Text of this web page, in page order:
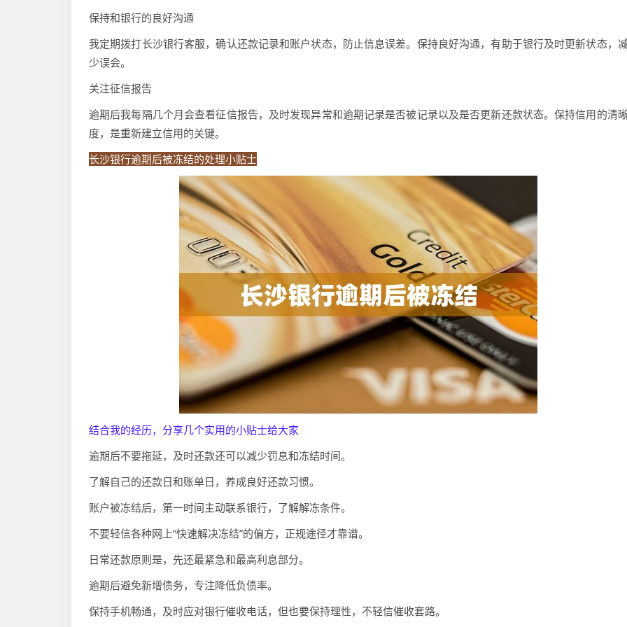
保持和银行的良好沟通
我定期拨打长沙银行客服，确认还款记录和账户状态，防止信息误差。保持良好沟通，有助于银行及时更新状态，
少误会。
关注征信报告
逾期后我每隔几个月会查看征信报告，及时发现异常和逾期记录是否被记录以及是否更新还款状态。保持信用的清
度，是重新建立信用的关键。
长沙银行逾期后被冻结的处理小贴士
结合我的经历，分享几个实用的小贴士给大家
逾期后不要拖延，及时还款还可以减少罚息和冻结时间。
了解自己的还款日和账单日，养成良好还款习惯。
账户被冻结后，第一时间主动联系银行，了解解冻条件。
不要轻信各种网上“快速解决冻结”的偏方，正规途径才靠谱。
日常还款原则是，先还最紧急和最高利息部分。
逾期后避免新增债务，专注降低负债率。
保持手机畅通，及时应对银行催收电话，但也要保持理性，不轻信催收套路。